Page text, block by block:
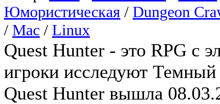
Юмористическая / Dungeon
/ Mac / Linux
Quest Hunter - это RPG с
игроки исследуют
Quest Hunter вышла